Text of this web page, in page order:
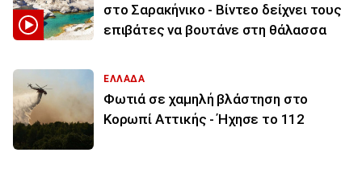
στο Σαρακήνικο - Βίντεο δείχνει τους
επιβάτες να βουτάνε στη θάλασσα
ΕΛΛΑΔΑ
Φωτιά σε χαμηλή βλάστηση στο
Κορωπί Αττικής - Ήχησε το 112